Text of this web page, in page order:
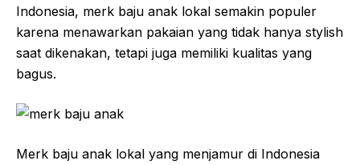
Indonesia, merk baju anak lokal semakin populer
karena menawarkan pakaian yang tidak hanya stylish
saat dikenakan, tetapi juga memiliki kualitas yang
bagus.
Merk baju anak lokal yang menjamur di Indonesia